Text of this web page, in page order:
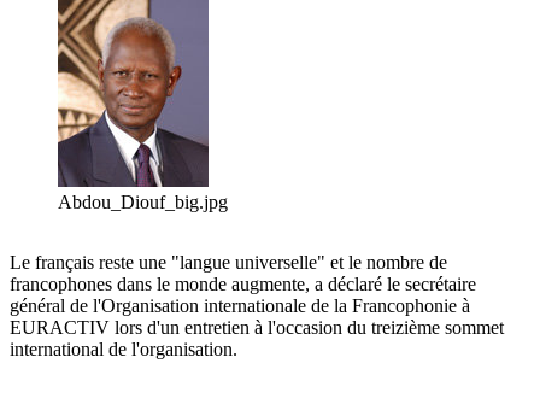
Abdou_Diouf_big.jpg
Le français reste une "langue universelle" et le nombre de
francophones dans le monde augmente, a déclaré le secrétaire
général de l'Organisation internationale de la Francophonie à
EURACTIV lors d'un entretien à l'occasion du treizième sommet
international de l'organisation.